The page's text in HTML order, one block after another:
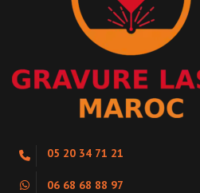
05 20 34 71 21
06 68 68 88 97